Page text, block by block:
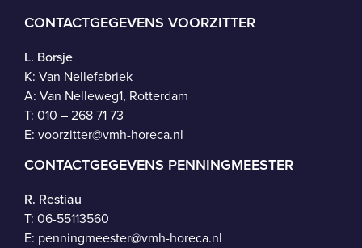
CONTACTGEGEVENS VOORZITTER
L. Borsje
K: Van Nellefabriek
A: Van Nelleweg1, Rotterdam
T: 010 – 268 71 73
E: voorzitter@vmh-horeca.nl
CONTACTGEGEVENS PENNINGMEESTER
R. Restiau
T: 06-55113560
E: penningmeester@vmh-horeca.nl